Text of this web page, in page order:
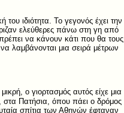
ιδιότητα. Το γεγονός έχει την
ελεύθερες πάνω στη γη από
να κάνουν κάτι που θα τους
λαμβάνονται μια σειρά μέτρων
ο γιορτασμός αυτός είχε μια
στα Πατήσια, όπου πάει ο δρόμος
σπίτια των Αθηνών έφταναν